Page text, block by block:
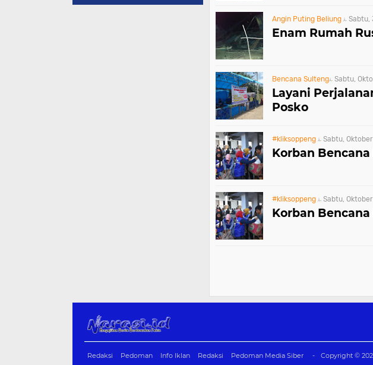
Angin Puting Beliung Sabtu,
Enam Rumah
Bencana Sulteng Sabtu,
Layani
Posko
#kliksoppeng Sabtu,
Korban
#kliksoppeng Sabtu,
Korban
Redaksi Pedoman Info Iklan Redaksi Pedoman Media Siber Copyright ©